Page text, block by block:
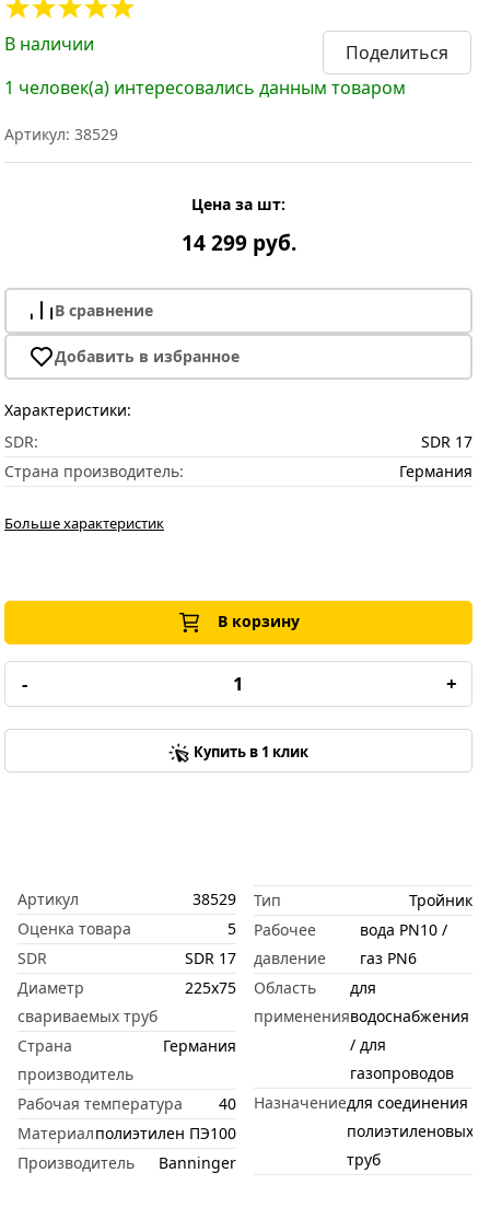
В наличии
Поделиться
1 человек(а) интересовались данным товаром
Артикул: 38529
Цена за шт:
14 299 руб.
В сравнение
Добавить в избранное
Характеристики:
SDR:
SDR 17
Страна производитель:
Германия
Больше характеристик
В корзину
- +
Купить в 1 клик
Артикул
38529
Оценка товара
5
SDR
SDR 17
Диаметр
свариваемых труб
225х75
Страна
производитель
Германия
Рабочая температура
40
Материалполиэтилен ПЭ100
Производитель
Banninger
Тип
Тройник
Рабочее
давление
вода PN10 /
газ PN6
Область
применения
для
водоснабжения
/ для
газопроводов
Назначениедля соединения
полиэтиленовых
труб